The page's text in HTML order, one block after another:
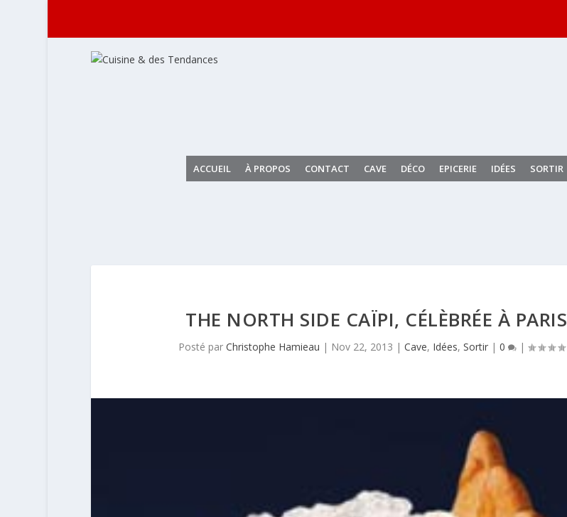
ACCUEIL À PROPOS CONTACT CAVE DÉCO EPICERIE IDÉES SORTIR
THE NORTH SIDE CAÏPI, CÉLÈBRÉE À PARIS
Posté par Christophe Hamieau | Nov 22, 2013 | Cave, Idées, Sortir| 0 |